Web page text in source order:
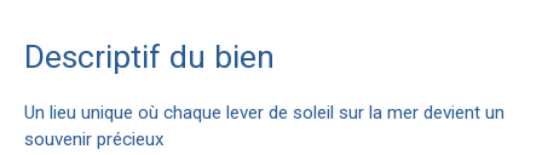
Descriptif du bien
Un lieu unique où chaque lever de soleil sur la mer devient un
souvenir précieux